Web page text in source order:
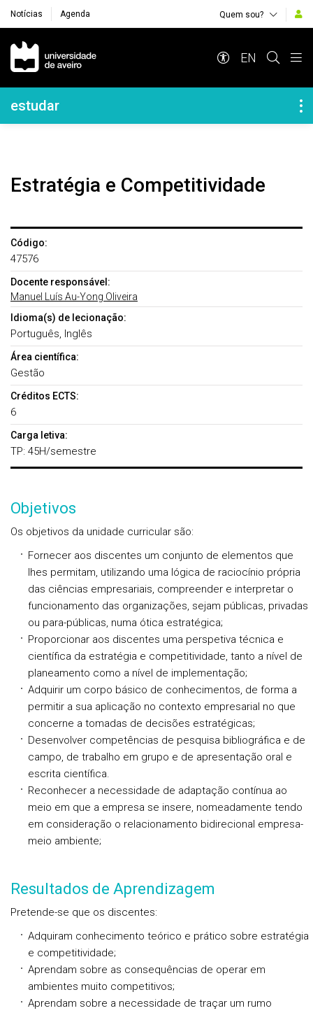
Notícias Agenda Quem sou?
Navegação Principal
EN
Navegação Lateral
estudar
Estratégia e Competitividade
Código:
47576
Docente responsável:
Manuel Luís Au-Yong Oliveira
Idioma(s) de lecionação:
Português, Inglês
Área científica:
Gestão
Créditos ECTS:
6
Carga letiva:
TP: 45H/semestre
Objetivos
Os objetivos da unidade curricular são:
Fornecer aos discentes um conjunto de elementos que
lhes permitam, utilizando uma lógica de raciocínio própria
das ciências empresariais, compreender e interpretar o
funcionamento das organizações, sejam públicas, privadas
ou para-públicas, numa ótica estratégica;
Proporcionar aos discentes uma perspetiva técnica e
científica da estratégia e competitividade, tanto a nível de
planeamento como a nível de implementação;
Adquirir um corpo básico de conhecimentos, de forma a
permitir a sua aplicação no contexto empresarial no que
concerne a tomadas de decisões estratégicas;
Desenvolver competências de pesquisa bibliográfica e de
campo, de trabalho em grupo e de apresentação oral e
escrita científica.
Reconhecer a necessidade de adaptação contínua ao
meio em que a empresa se insere, nomeadamente tendo
em consideração o relacionamento bidirecional empresa-
meio ambiente;
Resultados de Aprendizagem
Pretende-se que os discentes:
Adquiram conhecimento teórico e prático sobre estratégia
e competitividade;
Aprendam sobre as consequências de operar em
ambientes muito competitivos;
Aprendam sobre a necessidade de traçar um rumo